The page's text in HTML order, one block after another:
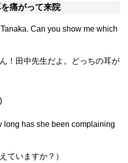
痛がって来院
Tanaka. Can you show me which
！田中先生だよ。どっちの耳が
long has she been complaining
ていますか？）